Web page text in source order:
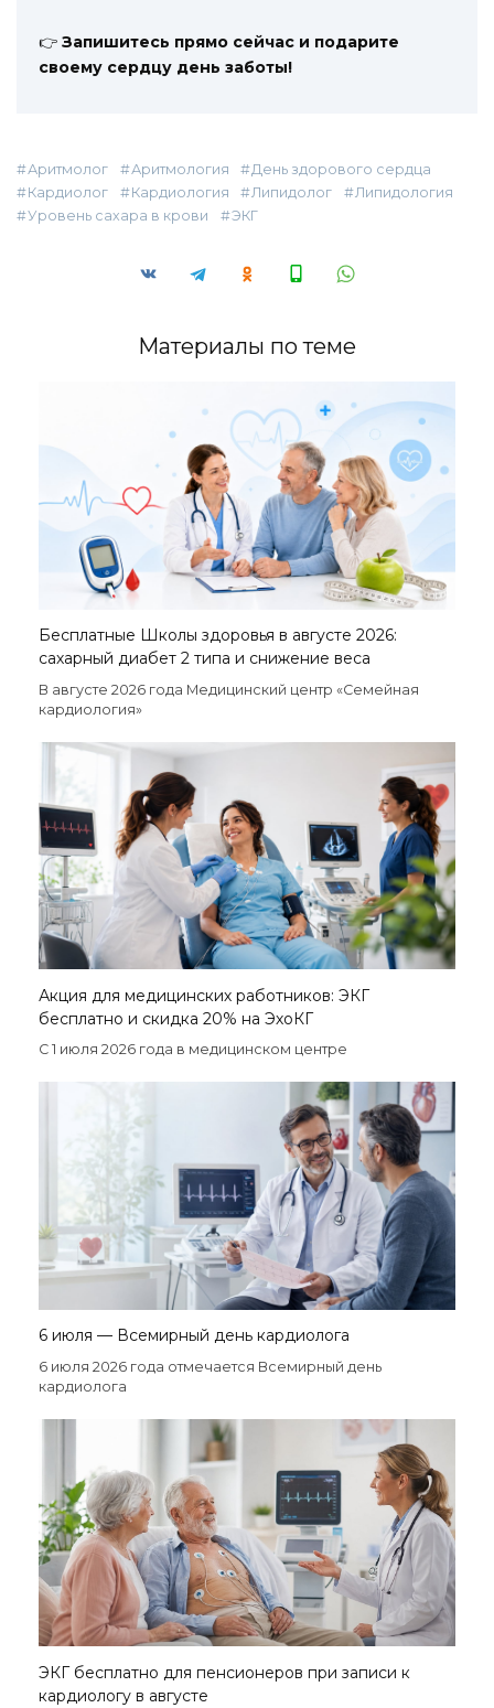
👉 Запишитесь прямо сейчас и подарите
своему сердцу день заботы!
Аритмолог Аритмология
День здорового сердца
Кардиолог
Кардиология Липидолог
Липидология
Уровень сахара в крови
ЭКГ
Материалы по теме
Бесплатные Школы здоровья в августе 2026:
сахарный диабет 2 типа и снижение веса
В августе 2026 года Медицинский центр «Семейная
кардиология»
Акция для медицинских работников: ЭКГ
бесплатно и скидка 20% на ЭхоКГ
С 1 июля 2026 года в медицинском центре
6 июля — Всемирный день кардиолога
6 июля 2026 года отмечается Всемирный день
кардиолога
ЭКГ бесплатно для пенсионеров при записи к
кардиологу в августе